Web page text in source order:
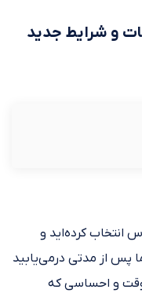
و شرایط جدید
کرده‌اید و
پس از مدتی درمی‌یابید
وقت و احساسی که